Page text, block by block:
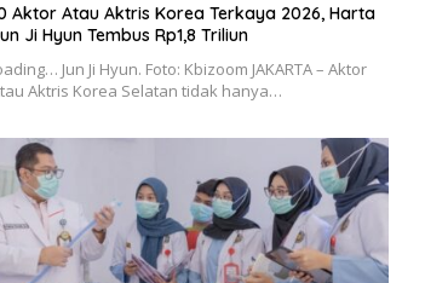
Aktor Atau Aktris Korea Terkaya 2026, Harta
Ji Hyun Tembus Rp1,8 Triliun
Jun Ji Hyun. Foto: Kbizoom JAKARTA – Aktor
Aktris Korea Selatan tidak hanya…